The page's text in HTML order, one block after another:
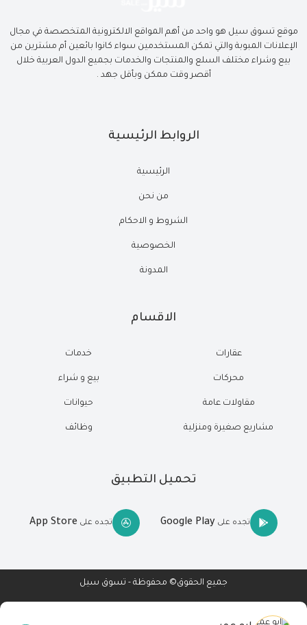
موقع تسوق سيل هو واحد من أهم المواقع الالكترونية المتخصصة في مجال
الإعلانات المبوبة والتي تمكن المستخدمين سواء كانوا بائعين أم مشترين من
بيع وشراء مختلف السلع والمنتجات والخدمات بجميع الدول العربية خلال
أقصر وقت ممكن وبأقل جهد .
الروابط الرئيسية
الرئيسية
من نحن
الشروط و الاحكام
الخصوصية
المدونة
الاقسام
عقارات
محركات
مقاولات عامة
مشاريع صغيرة ومنزلية
خدمات
بيع و شراء
حيوانات
وظائف
تحميل التطبيق
تجده على Google Play تجده على App Store
جميع الحقوق© محفوظة - تسوق سيل